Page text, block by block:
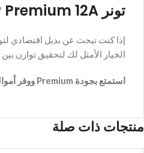
تونر HP Premium 12A أسود عالي الجودة: أفضل بديل اقتصادي بجودة طباعة ممتازة لطابعات HP LaserJet
الخيار الأمثل لك لتحقيق توازن بين
استمتع بجودة Premium ووفر أموالك! احصل على تونر HP Premium 12A أسود عالي الجودة الآن مع تقسيط مريح!
منتجات ذات صلة